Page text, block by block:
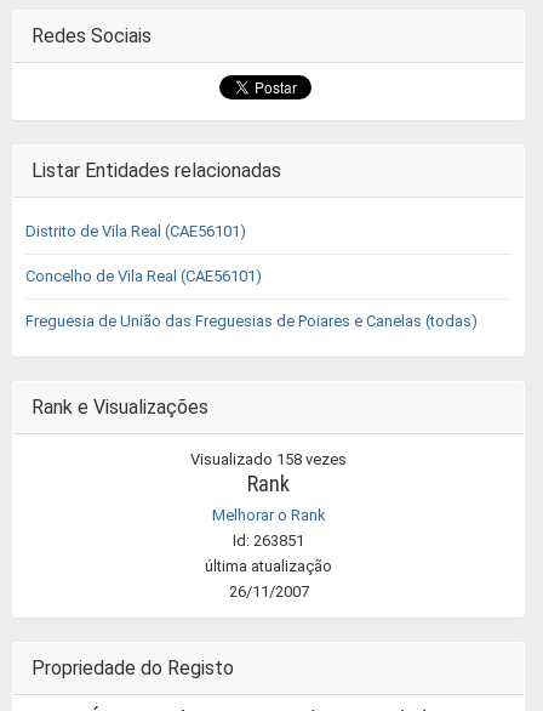
Redes Sociais
Listar Entidades relacionadas
Distrito de Vila Real (CAE56101)
Concelho de Vila Real (CAE56101)
Freguesia de União das Freguesias de Poiares e Canelas (todas)
Rank e Visualizações
Visualizado 158 vezes
Rank
Melhorar o Rank
Id: 263851
última atualização
26/11/2007
Propriedade do Registo